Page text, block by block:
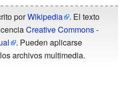
porWikipedia
. El texto
Creative Commons -
. Pueden aplicarse
archivos multimedia.